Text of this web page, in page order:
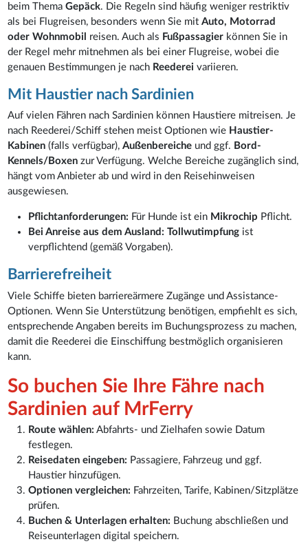
beim ThemaGepäck. Die Regeln sind häufig weniger restriktiv
als bei Flugreisen, besonders wenn Sie mitAuto, Motorrad
oder Wohnmobil
reisen. Auch als Fußpassagier können Sie in
der Regel mehr mitnehmen als bei einer Flugreise, wobei die
genauen Bestimmungen je nach Reederei variieren.
Mit Haustier nach Sardinien
Auf vielen Fähren nach Sardinien können Haustiere mitreisen. Je
nach Reederei/Schiff stehen meist Optionen wie Haustier-
Kabinen (falls verfügbar),Außenbereiche und ggf. Bord-
Kennels/Boxen zur Verfügung. Welche Bereiche zugänglich sind,
hängt vom Anbieter ab und wird in den Reisehinweisen
ausgewiesen.
Pflichtanforderungen: Für Hunde ist ein Mikrochip Pflicht.
Bei Anreise aus dem Ausland: Tollwutimpfung ist
verpflichtend (gemäß Vorgaben).
Barrierefreiheit
Viele Schiffe bieten barriereärmere Zugänge und Assistance-
Optionen. Wenn Sie Unterstützung benötigen, empfiehlt es sich,
entsprechende Angaben bereits im Buchungsprozess zu machen,
damit die Reederei die Einschiffung bestmöglich organisieren
kann.
So buchen Sie Ihre Fähre nach
Sardinien auf MrFerry
Route wählen: Abfahrts- und Zielhafen sowie Datum
festlegen.
Reisedaten eingeben: Passagiere, Fahrzeug und ggf.
Haustier hinzufügen.
Optionen vergleichen: Fahrzeiten, Tarife, Kabinen/Sitzplätze
prüfen.
Buchen & Unterlagen erhalten: Buchung abschließen und
Reiseunterlagen digital speichern.